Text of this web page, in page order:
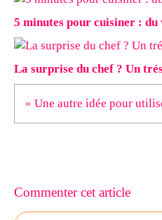
5 minutes pour cuisiner : du
La surprise du chef ? Un
« Une autre idée pour
Commenter cet article